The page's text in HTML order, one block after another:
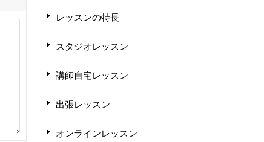
レッスンの特長
スタジオレッスン
講師自宅レッスン
出張レッスン
オンラインレッスン